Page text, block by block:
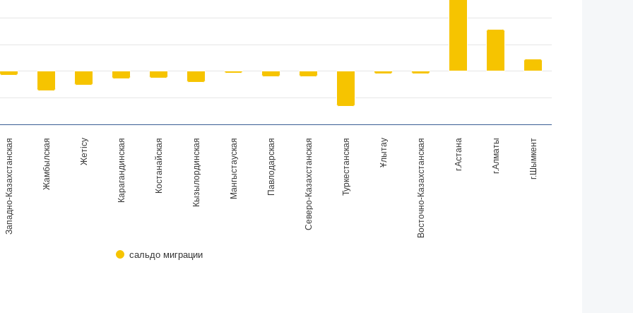
сальдо миграции
Западно-Казахстанская Жамбылская Жетісу Карагандинская Костанайская Кызылординская Мангыстауская Павлодарская Северо-Казахстанская Туркестанская Ұлытау Восточно-Казахстанская г.Астана г.Алматы г.Шымкент